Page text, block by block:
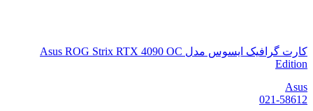
کارت گرافیک ایسوس مدل Asus ROG Strix RTX 4090 OC
Edition
Asus
021-58612